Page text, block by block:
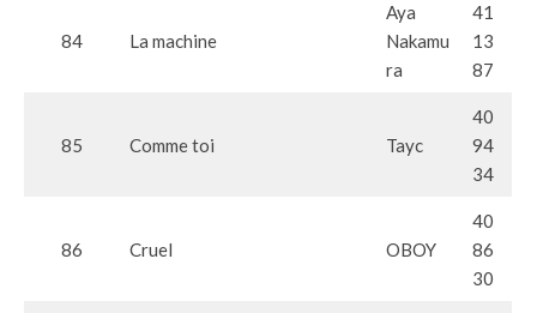
84 La machine
Aya
Nakamu
ra
41
13
87
85 Comme toi Tayc
40
94
34
86 Cruel OBOY
40
86
30